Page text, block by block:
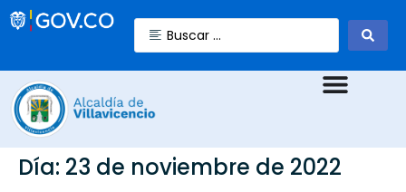
Día: 23 de noviembre de 2022